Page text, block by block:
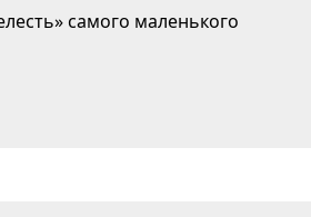
самого маленького